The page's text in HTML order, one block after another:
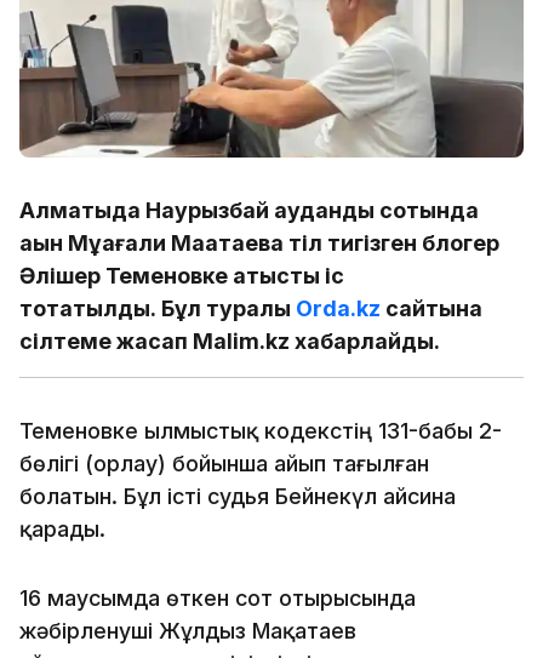
Алматыда Наурызбай аудандық сотында
ақын Мұқағали Мақатаевқа тіл тигізген блогер
Әлішер Теменовке қатысты іс
тоқтатылды. Бұл туралы Orda.kz сайтына
сілтеме жасап Malim.kz хабарлайды.
Теменовке Қылмыстық кодекстің 131-бабы 2-
бөлігі (Қорлау) бойынша айып тағылған
болатын. Бұл істі судья Бейнекүл Қайсина
қарады.
16 маусымда өткен сот отырысында
жәбірленуші Жұлдыз Мақатаев